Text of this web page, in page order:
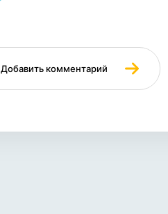
Добавить комментарий